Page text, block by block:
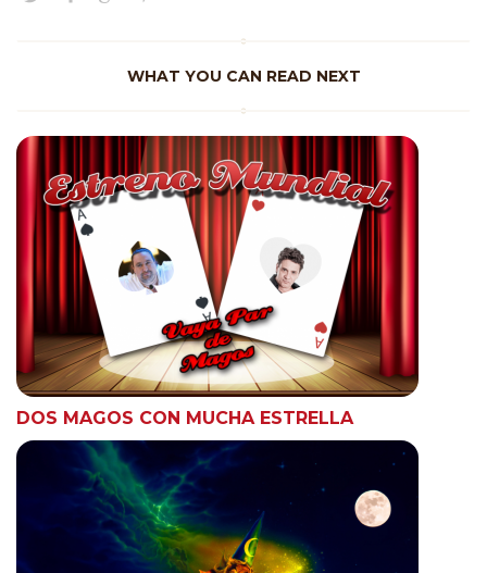
WHAT YOU CAN READ NEXT
DOS MAGOS CON MUCHA ESTRELLA